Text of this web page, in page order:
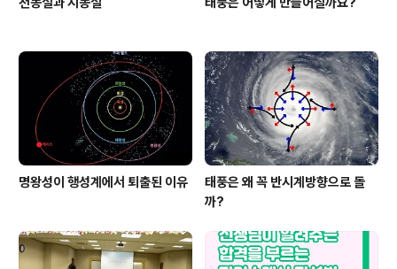
명왕성이 행성계에서 퇴출된 이유
태풍은 왜 꼭 반시계방향으로 돌
까?